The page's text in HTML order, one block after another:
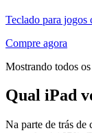
Teclado para jogos
Compre agora
Mostrando todos
Qual iPad
Na parte de trás de